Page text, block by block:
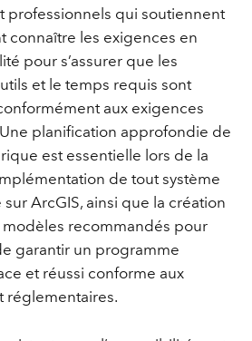
professionnels qui soutiennent
connaître les exigences en
pour s’assurer que les
et le temps requis sont
aux exigences
planification approfondie de
est essentielle lors de la
de tout système
ArcGIS, ainsi que la création
recommandés pour
garantir un programme
et réussi conforme aux
réglementaires.